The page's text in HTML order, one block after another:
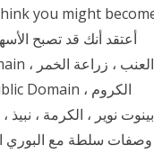
بينوت نوير ، الكرمة ،